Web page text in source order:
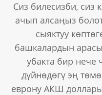
Сиз билесизби, сиз
ачып алсаңыз
сыяктуу
башкалардын
убакта бир нече
дүйнөдөгү эң
еврону АКШ